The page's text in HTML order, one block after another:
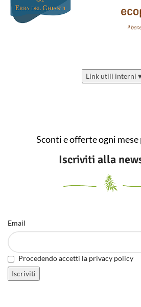
Link utili interni
Sconti e offerte ogni
Iscriviti alla
Email
Procedendo accetti la privacy policy